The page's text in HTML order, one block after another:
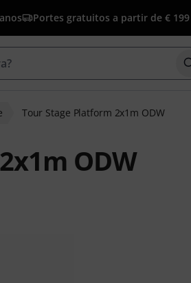
Portes gratuitos a partir de € 199
Tour Stage Platform 2x1m ODW
ODW